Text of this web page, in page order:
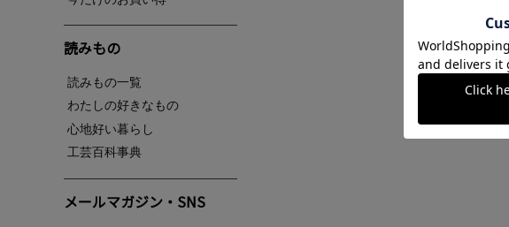
読みもの
読みもの一覧
わたしの好きなもの
心地好い暮らし
工芸百科事典
メールマガジン・SNS